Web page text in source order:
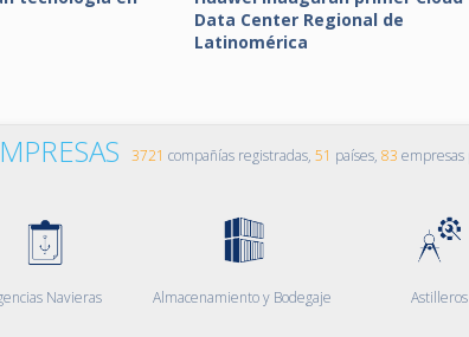
Data Center Regional de
Latinomérica
3721 compañías registradas, 51 países, 83 empresas
Navieras Almacenamiento y Bodegaje Astilleros